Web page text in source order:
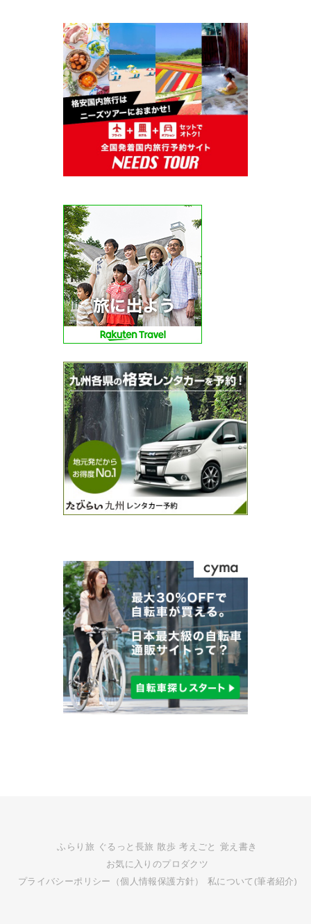
ふらり旅 ぐるっと長旅 散歩 考えごと 覚え書き
お気に入りのプロダクツ
プライバシーポリシー（個人情報保護方針）
私について(筆者紹介)